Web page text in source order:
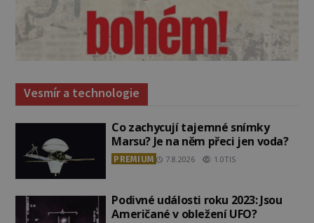
Vesmír a technologie
Co zachycují tajemné snímky
Marsu? Je na něm přeci jen voda?
PREMIUM 7.8.2026 1.0TIS
Podivné události roku 2023: Jsou
Američané v obležení UFO?